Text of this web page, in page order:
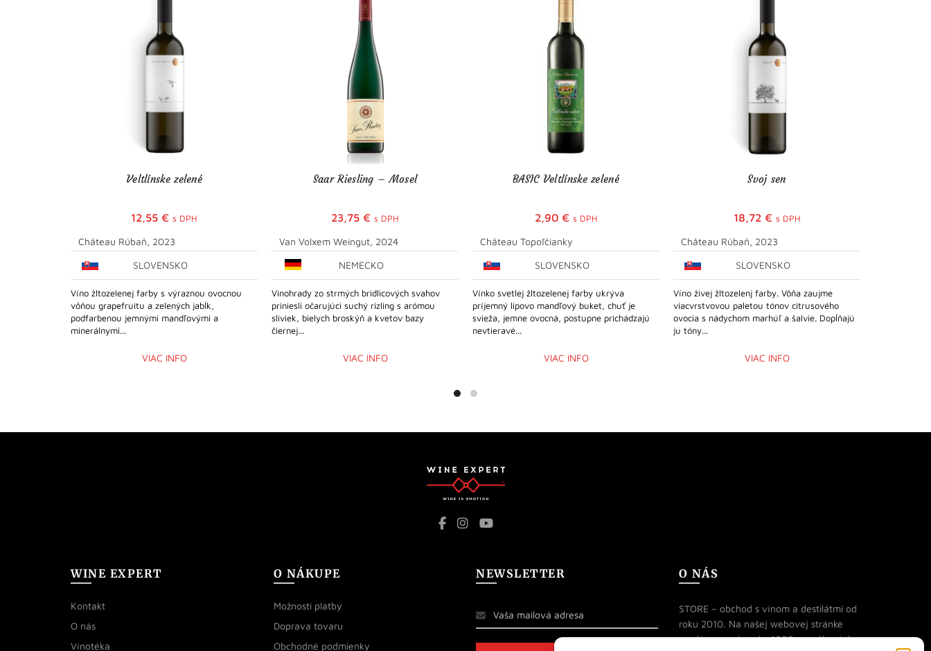
Veltlínske zelené
12,55 € s DPH
Château Rúbaň, 2023
SLOVENSKO
Víno žltozelenej farby s výraznou ovocnou
vôňou grapefruitu a zelených jabĺk,
podfarbenou jemnými mandľovými a
minerálnymi...
VIAC INFO
Saar Riesling – Mosel
23,75 € s DPH
Van Volxem Weingut, 2024
NEMECKO
Vinohrady zo strmých bridlicových svahov
priniesli očarujúci suchý rizling s arómou
sliviek, bielych broskýň a kvetov bazy
čiernej...
VIAC INFO
BASIC Veltlínske zelené
2,90 € s DPH
Château Topoľčianky
SLOVENSKO
Vínko svetlej žltozelenej farby ukrýva
príjemný lipovo mandľový buket, chuť je
svieža, jemne ovocná, postupne prichádzajú
nevtieravé...
VIAC INFO
Svoj sen
18,72 € s DPH
Château Rúbaň, 2023
SLOVENSKO
Víno živej žltozelenj farby. Vôňa zaujme
viacvrstvovou paletou tónov citrusového
ovocia s nádychom marhúľ a šalvie. Dopĺňajú
ju tóny...
VIAC INFO
WINE EXPERT
Kontakt
O nás
Vínotéka
O NÁKUPE
Možnosti platby
Doprava tovaru
Obchodné podmienky
NEWSLETTER O NÁS
STORE – obchod s vínom a destilátmi od
roku 2010. Na našej webovej stránke
predávame viac ako 1000+ značkových